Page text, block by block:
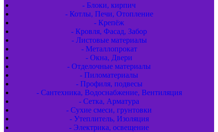
- Блоки, кирпич
- Котлы, Печи, Отопление
- Крепёж
- Кровля, Фасад, Забор
- Листовые материалы
- Металлопрокат
- Окна, Двери
- Отделочные материалы
- Пиломатериалы
- Профиля, подвесы
- Сантехника, Водоснабжение, Вентиляция
- Сетка, Арматура
- Сухие смеси, грунтовки
- Утеплитель, Изоляция
- Электрика, освещение